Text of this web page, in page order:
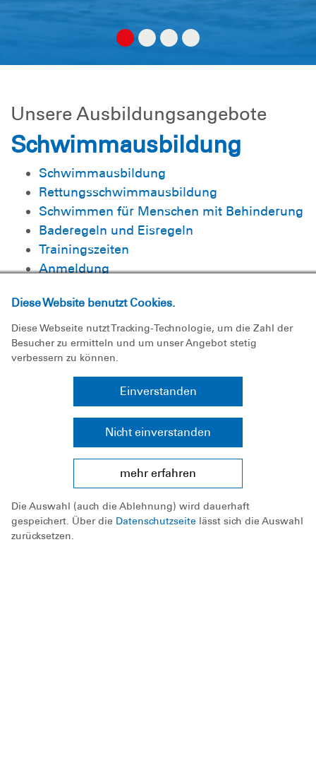
Unsere Ausbildungsangebote
Schwimmausbildung
Schwimmausbildung
Rettungsschwimmausbildung
Schwimmen für Menschen mit Behinderung
Baderegeln und Eisregeln
Trainingszeiten
Anmeldung
Diese Website benutzt Cookies.
Diese Webseite nutzt Tracking-Technologie, um die Zahl der
Besucher zu ermitteln und um unser Angebot stetig
verbessern zu können.
Einverstanden
Nicht einverstanden
mehr erfahren
Die Auswahl (auch die Ablehnung) wird dauerhaft
gespeichert. Über die Datenschutzseite lässt sich die Auswahl
zurücksetzen.